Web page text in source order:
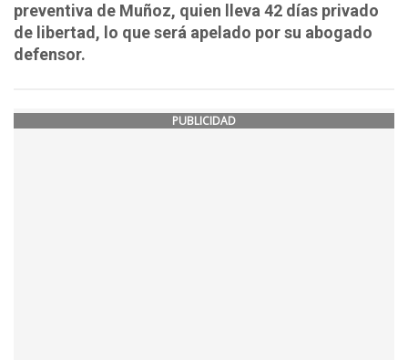
preventiva de Muñoz, quien lleva 42 días privado
de libertad, lo que será apelado por su abogado
defensor.
PUBLICIDAD